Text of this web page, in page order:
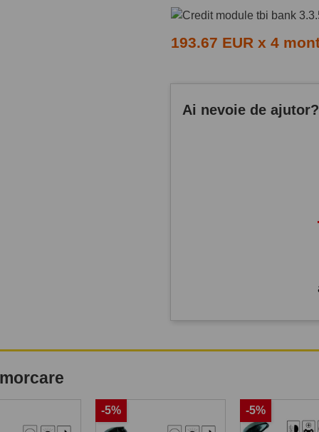
193.67 EUR x 4
Ai nevoie de
-5% -5%